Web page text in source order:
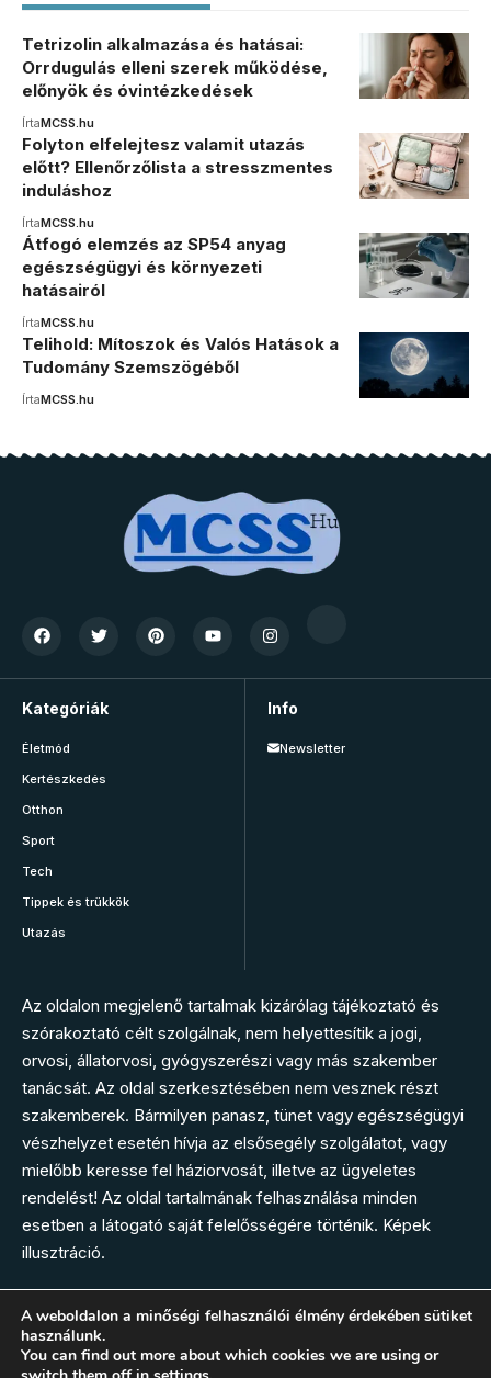
Tetrizolin alkalmazása és hatásai:
Orrdugulás elleni szerek működése,
előnyök és óvintézkedések
ÍrtaMCSS.hu
Folyton elfelejtesz valamit utazás
előtt? Ellenőrzőlista a stresszmentes
induláshoz
ÍrtaMCSS.hu
Átfogó elemzés az SP54 anyag
egészségügyi és környezeti
hatásairól
ÍrtaMCSS.hu
Telihold: Mítoszok és Valós Hatások a
Tudomány Szemszögéből
ÍrtaMCSS.hu
Kategóriák
Életmód
Kertészkedés
Otthon
Sport
Tech
Tippek és trükkök
Utazás
Info
Newsletter
Az oldalon megjelenő tartalmak kizárólag tájékoztató és
szórakoztató célt szolgálnak, nem helyettesítik a jogi,
orvosi, állatorvosi, gyógyszerészi vagy más szakember
tanácsát. Az oldal szerkesztésében nem vesznek részt
szakemberek. Bármilyen panasz, tünet vagy egészségügyi
vészhelyzet esetén hívja az elsősegély szolgálatot, vagy
mielőbb keresse fel háziorvosát, illetve az ügyeletes
rendelést! Az oldal tartalmának felhasználása minden
esetben a látogató saját felelősségére történik. Képek
illusztráció.
Kövess minket
A weboldalon a minőségi felhasználói élmény érdekében sütiket
használunk.
You can find out more about which cookies we are using or